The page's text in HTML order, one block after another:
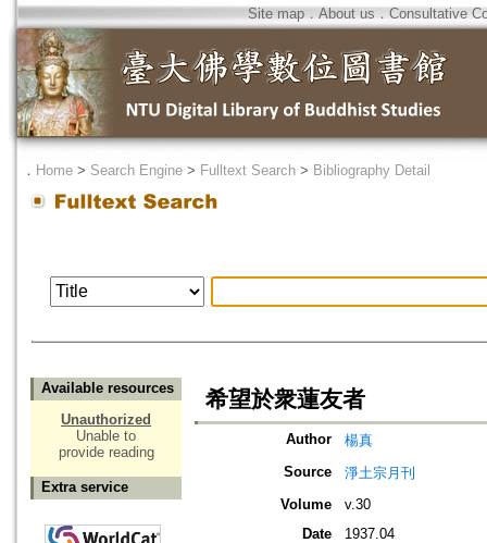
Site map．About us ． Consultative
． Home > Search Engine > Fulltext Search > Bibliography Detail
Available resources
Unauthorized
Unable to
provide reading
Extra service
希望於衆蓮友者
Author
楊真
Source
淨土宗月刊
Volume
v.30
Date
1937.04